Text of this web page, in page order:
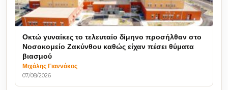
Οκτώ γυναίκες το τελευταίο δίμηνο προσήλθαν στο
Νοσοκομείο Ζακύνθου καθώς είχαν πέσει θύματα
βιασμού
Μιχάλης Γιαννάκος
07/08/2026